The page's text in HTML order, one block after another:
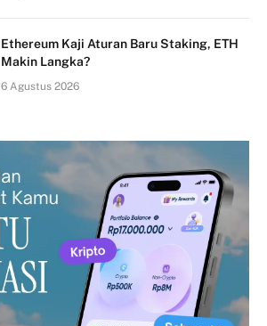
Ethereum Kaji Aturan Baru Staking, ETH
Makin Langka?
6 Agustus 2026